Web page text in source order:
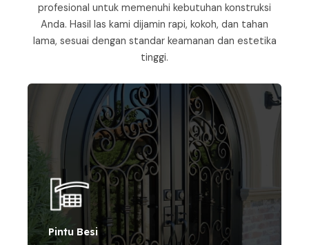
profesional untuk memenuhi kebutuhan konstruksi
Anda. Hasil las kami dijamin rapi, kokoh, dan tahan
lama, sesuai dengan standar keamanan dan estetika
tinggi.
Pintu Besi